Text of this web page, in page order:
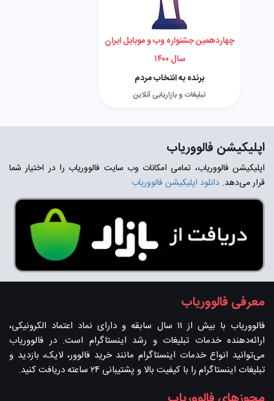
چهاردهمین جشنواره وب و موبایل ایران
سال ۱۴۰۰
برنده به انتخاب مردم
تبلیغات و بازاریابی آنلاین
اپلیکیشن فالووریاب
اپلیکیشن فالووریاب، تمامی امکانات وب سایت فالووریاب را در اختیار شما
قرار می‌دهد. دانلود اپلیکیشن فالووریاب
معرفی فالووریاب
فالووریاب با بیش از ۱۱ سال سابقه و دارای نماد اعتماد الکرونیکی،
ارائه‌دهنده خدمات تبلیغات و رشد اینستاگرام است. در فالووریاب
می‌توانید انواع خدمات اینستاگرام مانند خرید فالوور، لایک، بازدید و
تبلیغات اینستاگرام را با کیفیت بالا و پشتیبانی ۲۴ ساعته دریافت کنید.